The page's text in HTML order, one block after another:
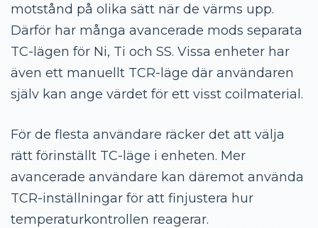
motstånd på olika sätt när de värms upp.
Därför har många avancerade mods separata
TC-lägen för Ni, Ti och SS. Vissa enheter har
även ett manuellt TCR-läge där användaren
själv kan ange värdet för ett visst coilmaterial.
För de flesta användare räcker det att välja
rätt förinställt TC-läge i enheten. Mer
avancerade användare kan däremot använda
TCR-inställningar för att finjustera hur
temperaturkontrollen reagerar.